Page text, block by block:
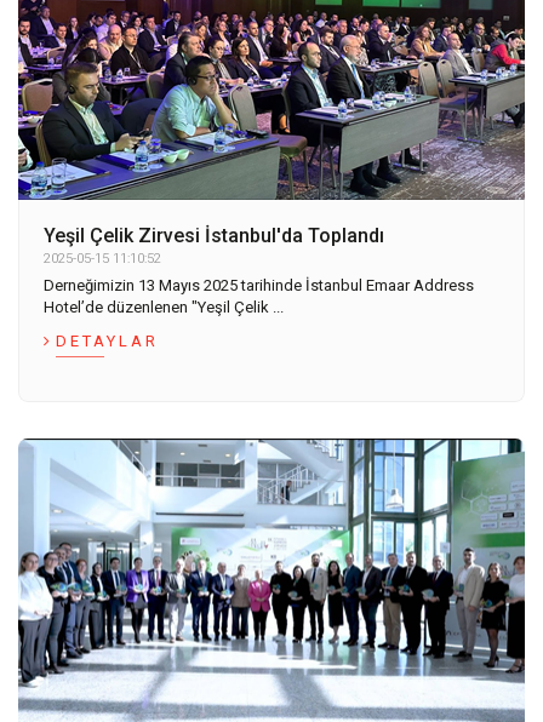
Yeşil Çelik Zirvesi İstanbul'da Toplandı
2025-05-15 11:10:52
Derneğimizin 13 Mayıs 2025 tarihinde İstanbul Emaar Address
Hotel’de düzenlenen "Yeşil Çelik ...
DETAYLAR